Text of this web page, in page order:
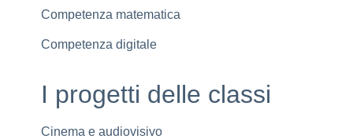
Competenza matematica
Competenza digitale
I progetti delle classi
Cinema e audiovisivo